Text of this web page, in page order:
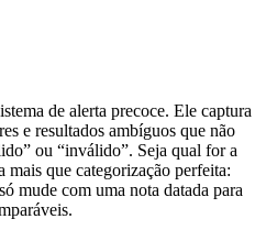
de alerta precoce. Ele captura
e resultados ambíguos que não
ou “inválido”. Seja qual for a
mais que categorização perfeita:
mude com uma nota datada para